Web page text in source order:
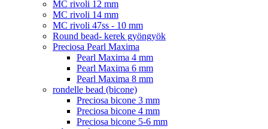
MC rivoli 12 mm
MC rivoli 14 mm
MC rivoli 47ss - 10 mm
Round bead- kerek gyöngyök
Preciosa Pearl Maxima
Pearl Maxima 4 mm
Pearl Maxima 6 mm
Pearl Maxima 8 mm
rondelle bead (bicone)
Preciosa bicone 3 mm
Preciosa bicone 4 mm
Preciosa bicone 5-6 mm